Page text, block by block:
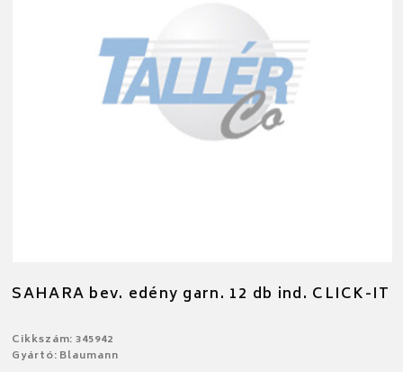
SAHARA bev. edény garn. 12 db ind. CLICK-IT
Cikkszám: 345942
Gyártó: Blaumann